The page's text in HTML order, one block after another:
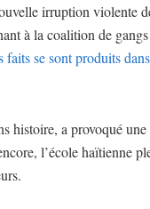
irruption violente
à la coalition de
faits se sont produits
histoire, a provoqué
l’école haïtienne